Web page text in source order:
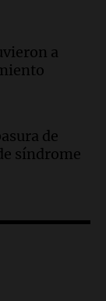
San
en
mil
a
de
síndrome